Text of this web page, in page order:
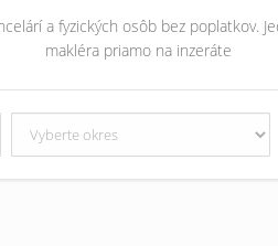
a fyzických osôb bez poplatkov.
makléra priamo na inzeráte